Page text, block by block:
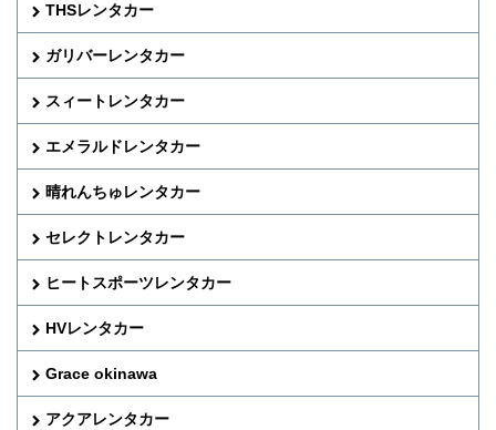
THSレンタカー
ガリバーレンタカー
スィートレンタカー
エメラルドレンタカー
晴れんちゅレンタカー
セレクトレンタカー
ヒートスポーツレンタカー
HVレンタカー
Grace okinawa
アクアレンタカー